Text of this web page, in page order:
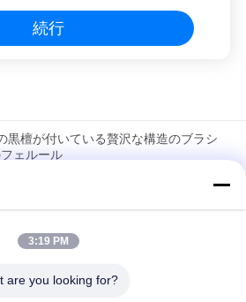
続行
黒檀が付いている贅沢な構造のブラシ
ェルール
ヤギの毛を驚かせることの贅沢な斜
ロテンの毛を搭載する贅沢な芸術家の
3:19 PM
are you looking for?